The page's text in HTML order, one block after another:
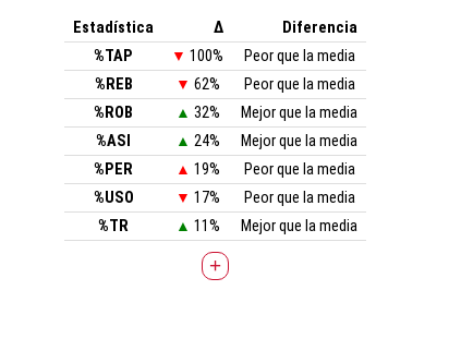
Estadística Δ
Diferencia
%TAP
▼ 100%
Peor que la media
%REB
▼ 62%
Peor que la media
%ROB
▲ 32%
Mejor que la media
%ASI
▲ 24%
Mejor que la media
%PER
▲ 19%
Peor que la media
%USO
▼ 17%
Peor que la media
%TR
▲ 11% Mejor que la media
+